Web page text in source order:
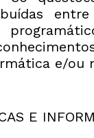
e/ou
E